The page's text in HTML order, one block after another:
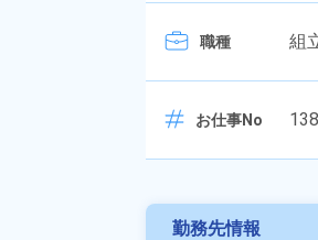
職種 組
お仕事No
勤務先情報